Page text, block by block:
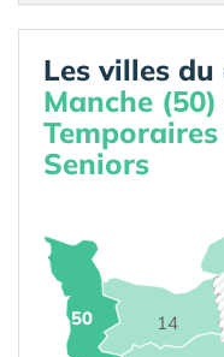
Les villes
Manche (50)
Seniors
14
50